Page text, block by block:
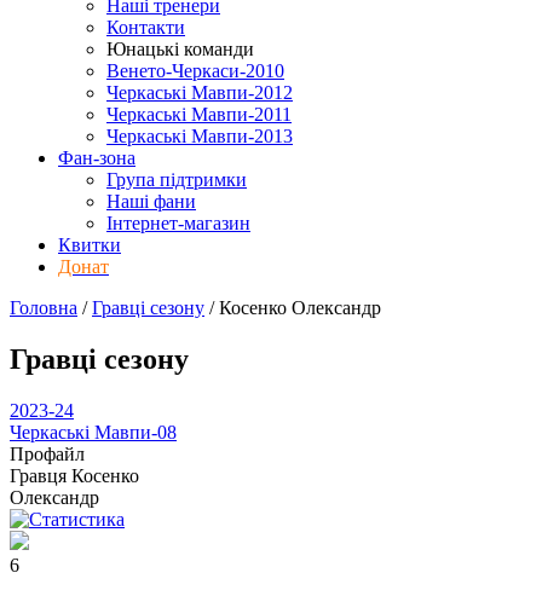
Наші тренери
Контакти
Юнацькі команди
Венето-Черкаси-2010
Черкаські Мавпи-2012
Черкаські Мавпи-2011
Черкаські Мавпи-2013
Фан-зона
Група підтримки
Наші фани
Інтернет-магазин
Квитки
Донат
Головна /Гравці сезону /Косенко Олександр
Гравці сезону
2023-24
Черкаські Мавпи-08
Профайл
Гравця Косенко
Олександр
6